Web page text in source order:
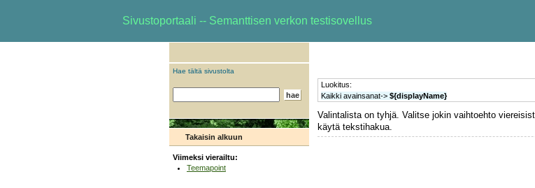
Sivustoportaali -- Semanttisen verkon testisovellus
Hae tältä sivustolta
Takaisin alkuun
Viimeksi vierailtu:
Teemapoint
Luokitus:
Kaikki avainsanat-> ${displayName}
Valintalista on tyhjä. Valitse jokin vaihtoehto
käytä tekstihakua.